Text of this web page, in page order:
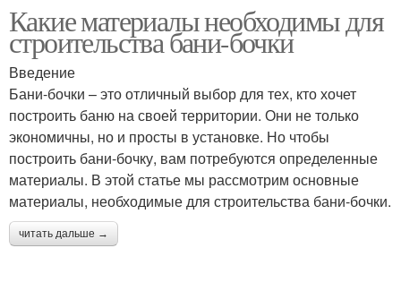
Какие материалы необходимы для
строительства бани-бочки
Введение
Бани-бочки – это отличный выбор для тех, кто хочет
построить баню на своей территории. Они не только
экономичны, но и просты в установке. Но чтобы
построить бани-бочку, вам потребуются определенные
материалы. В этой статье мы рассмотрим основные
материалы, необходимые для строительства бани-бочки.
читать дальше →